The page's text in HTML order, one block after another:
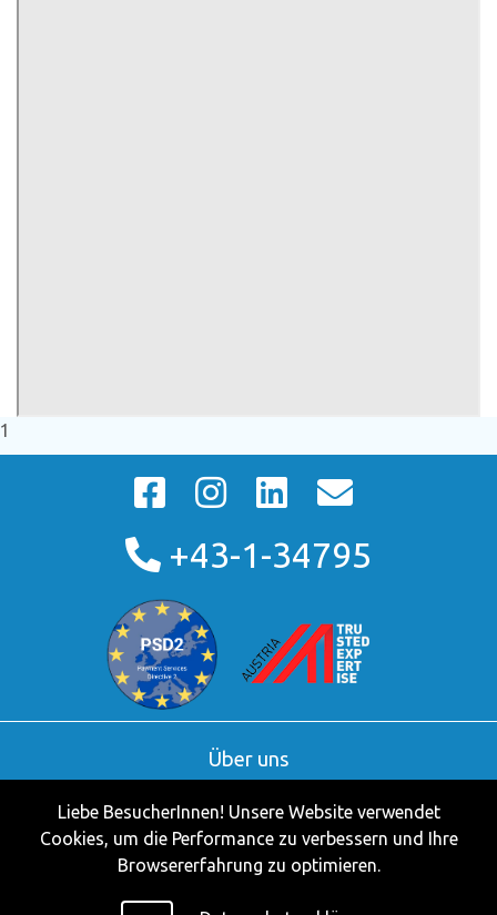
1
+43-1-34795
Über uns
Kontakt
Partner
Impressum
Datenschutzerklärung
Liebe BesucherInnen! Unsere Website verwendet
Cookies, um die Performance zu verbessern und Ihre
Browsererfahrung zu optimieren.